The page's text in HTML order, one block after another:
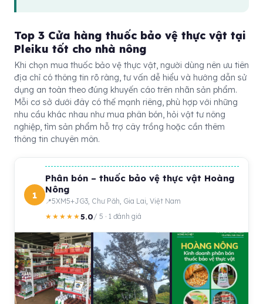
Top 3 Cửa hàng thuốc bảo vệ thực vật tại
Pleiku tốt cho nhà nông
Khi chọn mua thuốc bảo vệ thực vật, người dùng nên ưu tiên
địa chỉ có thông tin rõ ràng, tư vấn dễ hiểu và hướng dẫn sử
dụng an toàn theo đúng khuyến cáo trên nhãn sản phẩm.
Mỗi cơ sở dưới đây có thế mạnh riêng, phù hợp với những
nhu cầu khác nhau như mua phân bón, hỏi vật tư nông
nghiệp, tìm sản phẩm hỗ trợ cây trồng hoặc cần thêm
thông tin chuyên môn.
1
Phân bón – thuốc bảo vệ thực vật Hoàng
Nông
5XM5+JG3, Chư Păh, Gia Lai, Việt Nam
★★★★★5.0/ 5 · 1 đánh giá